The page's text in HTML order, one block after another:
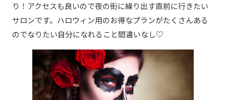
り！アクセスも良いので夜の街に繰り出す直前に行きたい
サロンです。ハロウィン用のお得なプランがたくさんある
のでなりたい自分になれること間違いなし♡